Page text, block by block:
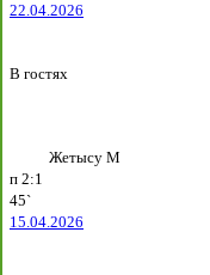
22.04.2026
В гостях
Жетысу М
п 2:1
45`
15.04.2026